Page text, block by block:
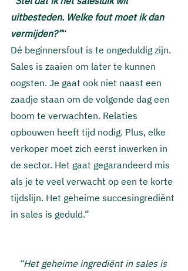
uitbesteden. Welke fout moet ik dan
vermijden?”“
Dé beginnersfout is te ongeduldig zijn.
Sales is zaaien om later te kunnen
oogsten. Je gaat ook niet naast een
zaadje staan om de volgende dag een
boom te verwachten. Relaties
opbouwen heeft tijd nodig. Plus, elke
verkoper moet zich eerst inwerken in
de sector. Het gaat gegarandeerd mis
als je te veel verwacht op een te korte
tijdslijn. Het geheime succesingrediënt
in sales is geduld.”
“Het geheime ingrediënt in sales is